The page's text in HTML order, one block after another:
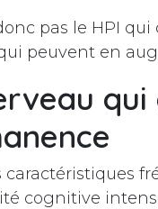
pas le HPI
peuvent en
caractéristiques
cognitive